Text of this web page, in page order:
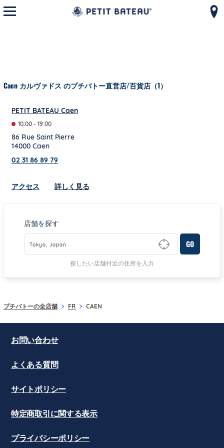
モバイルメニューを開く
Caen カルヴァドス のプチバトー直営店/百貨店（1）
PETIT BATEAU Caen
10:00 - 19:00
86 Rue Saint Pierre
14000 Caen
02 31 86 89 79
アクセス Link Opens in New Tab
詳しく見る
店舗を探す
Type to begin querying for matching results
GO
探したい店舗付近の住所を入力
プチバトーの全店舗 FR CAEN
お問い合わせ
よくある質問
サイトポリシー
特定商取引に関する表示
プライバシーポリシー